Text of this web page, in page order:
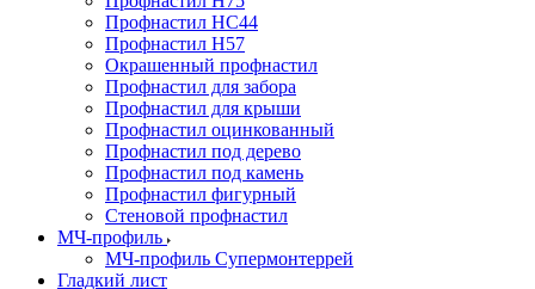
Профнастил HC44
Профнастил Н57
Окрашенный профнастил
Профнастил для забора
Профнастил для крыши
Профнастил оцинкованный
Профнастил под дерево
Профнастил под камень
Профнастил фигурный
Стеновой профнастил
МЧ-профиль
МЧ-профиль Супермонтеррей
Гладкий лист